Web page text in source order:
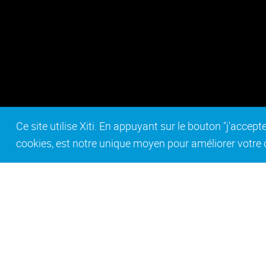
Ce site utilise Xiti. En appuyant sur le bouton
cookies, est notre unique moyen pour améliorer votre
Contact Mentions légales